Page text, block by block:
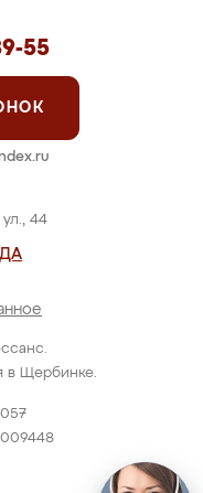
в Щербинке.
44
55